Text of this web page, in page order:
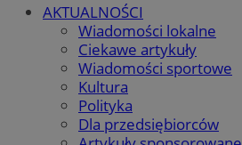
AKTUALNOŚCI
Wiadomości lokalne
Ciekawe artykuły
Wiadomości sportowe
Kultura
Polityka
Dla przedsiębiorców